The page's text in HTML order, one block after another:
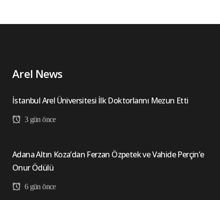
Arel News
İstanbul Arel Üniversitesi İlk Doktorlarını Mezun Etti
3 gün önce
Adana Altın Koza’dan Ferzan Özpetek ve Vahide Perçin’e
Onur Ödülü
6 gün önce